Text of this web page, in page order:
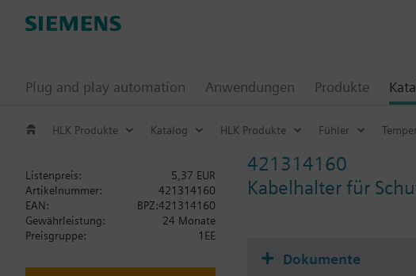
Plug and play automation Anwendungen Produkte
HLK Produkte Katalog HLK Produkte Fühler
421314160
Kabelhalter für
Listenpreis:
5,37 EUR
Artikelnummer:
421314160
EAN:
BPZ:421314160
Gewährleistung:
24 Monate
Preisgruppe:
1EE
Dokumente